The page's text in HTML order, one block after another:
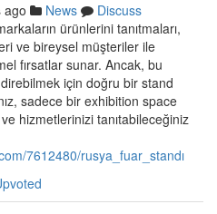
ago News
Discuss
ürünlerini tanıtmaları,
ve bireysel müşteriler ile
fırsatlar sunar. Ancak, bu
için doğru bir stand
sadece bir exhibition space
hizmetlerinizi tanıtabileceğiniz
7612480/rusya_fuar_standı